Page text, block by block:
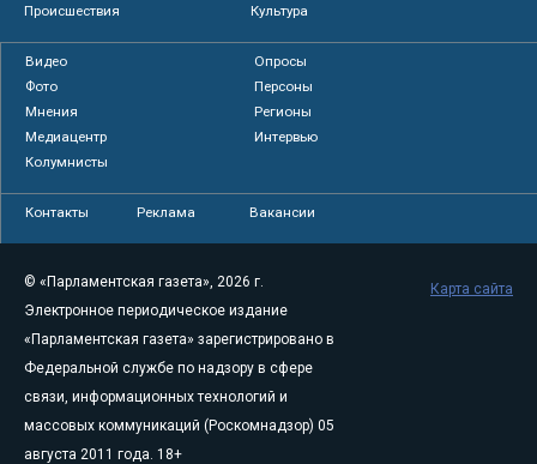
Происшествия
Культура
Видео
Опросы
Фото
Персоны
Мнения
Регионы
Медиацентр
Интервью
Колумнисты
Контакты Реклама Вакансии
© «Парламентская газета», 2026 г.
Электронное периодическое издание
«Парламентская газета» зарегистрировано в
Федеральной службе по надзору в сфере
связи, информационных технологий и
массовых коммуникаций (Роскомнадзор) 05
августа 2011 года. 18+
Карта сайта